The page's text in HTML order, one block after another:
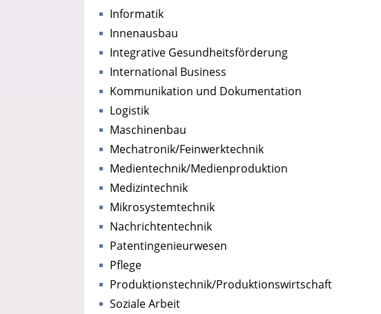
Informatik
Innenausbau
Integrative Gesundheitsförderung
International Business
Kommunikation und Dokumentation
Logistik
Maschinenbau
Mechatronik/Feinwerktechnik
Medientechnik/Medienproduktion
Medizintechnik
Mikrosystemtechnik
Nachrichtentechnik
Patentingenieurwesen
Pflege
Produktionstechnik/Produktionswirtschaft
Soziale Arbeit